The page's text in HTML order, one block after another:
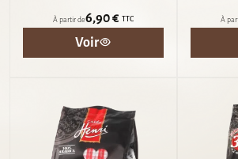
À partir de6,90 € TTC
Voir
À